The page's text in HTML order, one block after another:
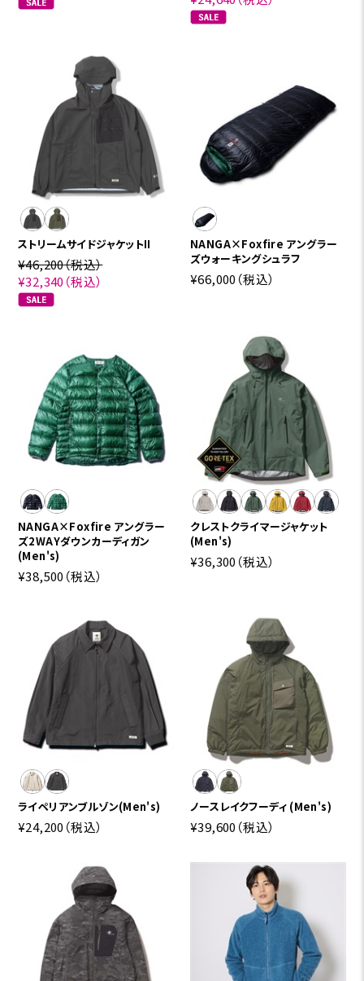
ストリームサイドジャケットII
¥46,200（税込）
¥32,340 （税込）
NANGA×Foxfire アングラー
ズウォーキングシュラフ
¥66,000 （税込）
NANGA×Foxfire アングラー
ズ2WAYダウンカーディガン
(Men's)
¥38,500 （税込）
クレストクライマージャケット
(Men's)
¥36,300 （税込）
ライペリアンブルゾン(Men's)
¥24,200 （税込）
ノースレイクフーディ (Men's)
¥39,600 （税込）